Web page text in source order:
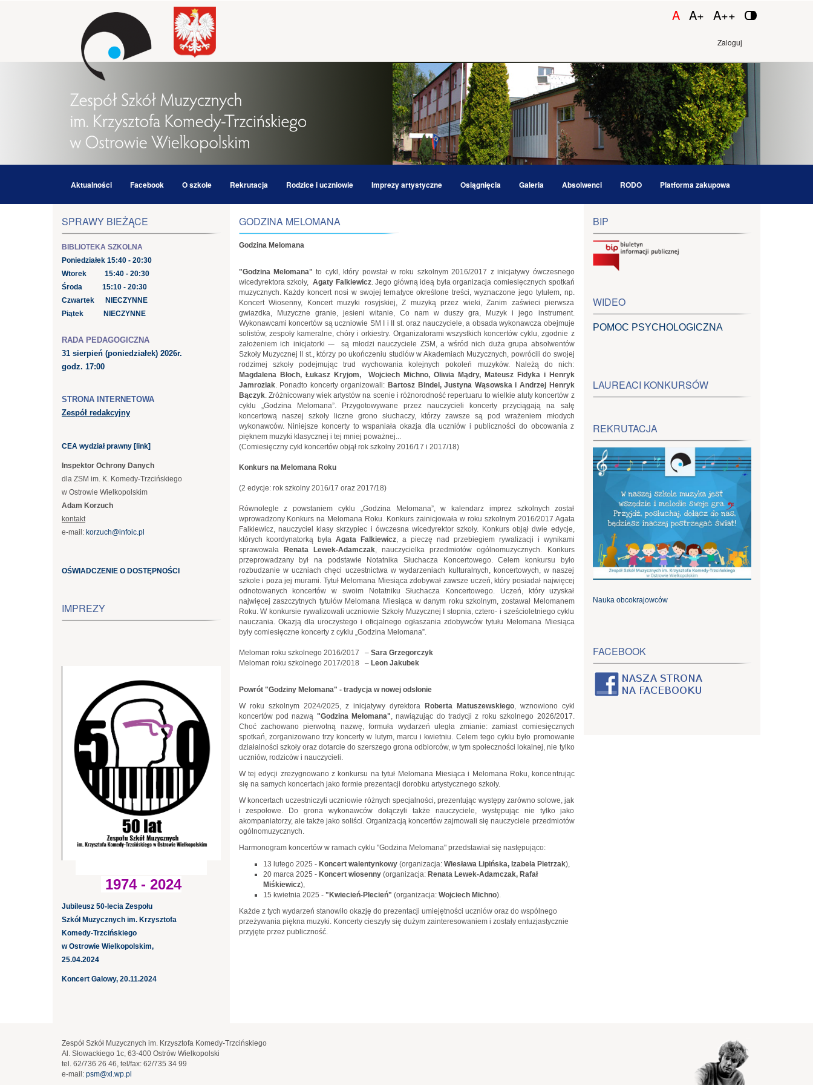
A A+ A++
Zaloguj
Aktualności Facebook O szkole Rekrutacja Rodzice i uczniowie Imprezy artystyczne Osiągnięcia Galeria Absolwenci RODO Platforma zakupowa
GODZINA MELOMANA
Godzina Melomana
"Godzina Melomana" to cykl, który powstał w roku szkolnym 2016/2017 z inicjatywy ówczesnego
wicedyrektora szkoły,Agaty Falkiewicz. Jego główną ideą była organizacja comiesięcznych spotkań
muzycznych. Każdy koncert nosi w swojej tematyce określone treści, wyznaczone jego tytułem, np.
Koncert Wiosenny, Koncert muzyki rosyjskiej, Z muzyką przez wieki, Zanim zaświeci pierwsza
gwiazdka, Muzyczne granie, jesieni witanie, Co nam w duszy gra, Muzyk i jego instrument.
Wykonawcami koncertów są uczniowie SM I i II st. oraz nauczyciele, a obsada wykonawcza obejmuje
solistów, zespoły kameralne, chóry i orkiestry. Organizatorami wszystkich koncertów cyklu, zgodnie z
założeniem ich inicjatorki -– są młodzi nauczyciele ZSM, a wśród nich duża grupa absolwentów
Szkoły Muzycznej II st., którzy po ukończeniu studiów w Akademiach Muzycznych, powrócili do swojej
rodzimej szkoły podejmując trud wychowania kolejnych pokoleń muzyków. Należą do nich:
Magdalena Błoch, Łukasz Kryjom, Wojciech Michno, Oliwia Mądry, Mateusz Fidyka i Henryk
Jamroziak. Ponadto koncerty organizowali: Bartosz Bindel, Justyna Wąsowska i Andrzej Henryk
Bączyk. Zróżnicowany wiek artystów na scenie i różnorodność repertuaru to wielkie atuty koncertów z
cyklu „Godzina Melomana”. Przygotowywane przez nauczycieli koncerty przyciągają na salę
koncertową naszej szkoły liczne grono słuchaczy, którzy zawsze są pod wrażeniem młodych
wykonawców. Niniejsze koncerty to wspaniała okazja dla uczniów i publiczności do obcowania z
pięknem muzyki klasycznej i tej mniej poważnej...
(Comiesięczny cykl koncertów objął rok szkolny 2016/17 i 2017/18)
Konkurs na Melomana Roku
(2 edycje: rok szkolny 2016/17 oraz 2017/18)
Równolegle z powstaniem cyklu „Godzina Melomana”, w kalendarz imprez szkolnych został
wprowadzony Konkurs na Melomana Roku. Konkurs zainicjowała w roku szkolnym 2016/2017 Agata
Falkiewicz, nauczyciel klasy skrzypiec i ówczesna wicedyrektor szkoły. Konkurs objął dwie edycje,
których koordynatorką byłaAgata Falkiewicz, a pieczę nad przebiegiem rywalizacji i wynikami
sprawowała
Renata Lewek-Adamczak, nauczycielka przedmiotów ogólnomuzycznych. Konkurs
przeprowadzany był na podstawie Notatnika Słuchacza Koncertowego. Celem konkursu było
rozbudzanie w uczniach chęci uczestnictwa w wydarzeniach kulturalnych, koncertowych, w naszej
szkole i poza jej murami. Tytuł Melomana Miesiąca zdobywał zawsze uczeń, który posiadał najwięcej
odnotowanych koncertów w swoim Notatniku Słuchacza Koncertowego. Uczeń, który uzyskał
najwięcej zaszczytnych tytułów Melomana Miesiąca w danym roku szkolnym, zostawał Melomanem
Roku. W konkursie rywalizowali uczniowie Szkoły Muzycznej I stopnia, cztero- i sześcioletniego cyklu
nauczania. Okazją dla uroczystego i oficjalnego ogłaszania zdobywców tytułu Melomana Miesiąca
były comiesięczne koncerty z cyklu „Godzina Melomana”.
Meloman roku szkolnego 2016/2017 – Sara Grzegorczyk
Meloman roku szkolnego 2017/2018 – Leon Jakubek
Powrót "Godziny Melomana" - tradycja w nowej odsłonie
W roku szkolnym 2024/2025, z inicjatywy dyrektora
Roberta Matuszewskiego, wznowiono cykl
koncertów pod nazwą "Godzina Melomana", nawiązując do tradycji z roku szkolnego 2026/2017.
Choć zachowano pierwotną nazwę, formuła wydarzeń uległa zmianie: zamiast comiesięcznych
spotkań, zorganizowano trzy koncerty w lutym, marcu i kwietniu. Celem tego cyklu było promowanie
działalności szkoły oraz dotarcie do szerszego grona odbiorców, w tym społeczności lokalnej, nie tylko
uczniów, rodziców i nauczycieli.
W tej edycji zrezygnowano z konkursu na tytuł Melomana Miesiąca i Melomana Roku, koncentrując
się na samych koncertach jako formie prezentacji dorobku artystycznego szkoły.
W koncertach uczestniczyli uczniowie różnych specjalności, prezentując występy zarówno solowe, jak
i zespołowe. Do grona wykonawców dołączyli także nauczyciele, występując nie tylko jako
akompaniatorzy, ale także jako soliści. Organizacją koncertów zajmowali się nauczyciele przedmiotów
ogólnomuzycznych.
Harmonogram koncertów w ramach cyklu "Godzina Melomana" przedstawiał się następująco:
13 lutego 2025 - Koncert walentynkowy (organizacja: Wiesława Lipińska, Izabela Pietrzak),
20 marca 2025 - Koncert wiosenny(organizacja: Renata Lewek-Adamczak, Rafał
Miśkiewicz),
15 kwietnia 2025 - "Kwiecień-Plecień" (organizacja: Wojciech Michno).
Każde z tych wydarzeń stanowiło okazję do prezentacji umiejętności uczniów oraz do wspólnego
przeżywania piękna muzyki. Koncerty cieszyły się dużym zainteresowaniem i zostały entuzjastycznie
przyjęte przez publiczność.
SPRAWY BIEŻĄCE
BIBLIOTEKA SZKOLNA
Poniedziałek 15:40 - 20:30
Wtorek 15:40 - 20:30
Środa 15:10 - 20:30
Czwartek NIECZYNNE
Piątek NIECZYNNE
RADA PEDAGOGICZNA
31 sierpień (poniedziałek) 2026r.
godz. 17:00
STRONA INTERNETOWA
Zespół redakcyjny
CEA wydział prawny [link]
Inspektor Ochrony Danych
dla ZSM im. K. Komedy-Trzcińskiego
w Ostrowie Wielkopolskim
Adam Korzuch
kontakt
e-mail: korzuch@infoic.pl
OŚWIADCZENIE O DOSTĘPNOŚCI
IMPREZY
1974 - 2024
Jubileusz 50-lecia Zespołu
Szkół Muzycznych im. Krzysztofa
Komedy-Trzcińskiego
w Ostrowie Wielkopolskim,
25.04.2024
Koncert Galowy, 20.11.2024
BIP
WIDEO
POMOC PSYCHOLOGICZNA
LAUREACI KONKURSÓW
REKRUTACJA
Nauka obcokrajowców
FACEBOOK
Zespół Szkół Muzycznych im. Krzysztofa Komedy-Trzcińskiego
Al. Słowackiego 1c, 63-400 Ostrów Wielkopolski
tel. 62/736 26 46, tel/fax: 62/735 34 99
e-mail: psm@xl.wp.pl